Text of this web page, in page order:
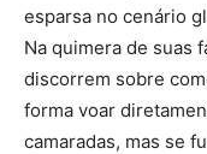
esparsa no cenário
Na quimera de suas
discorrem sobre
forma voar
camaradas, mas se